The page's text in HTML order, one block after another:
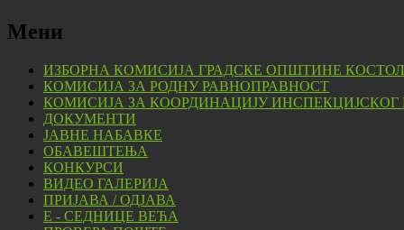
Мени
ИЗБОРНА КОМИСИЈА ГРАДСКЕ ОПШТИНЕ
КОМИСИЈА ЗА РОДНУ РАВНОПРАВНОСТ
КОМИСИЈА ЗА КООРДИНАЦИЈУ ИНСПЕКЦИЈСКОГ
ДОКУМЕНТИ
ЈАВНЕ НАБАВКЕ
ОБАВЕШТЕЊА
КОНКУРСИ
ВИДЕО ГАЛЕРИЈА
ПРИЈАВА / ОДЈАВА
Е - СЕДНИЦЕ ВЕЋА